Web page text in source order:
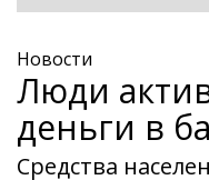
Новости
Люди
деньги в
Средства